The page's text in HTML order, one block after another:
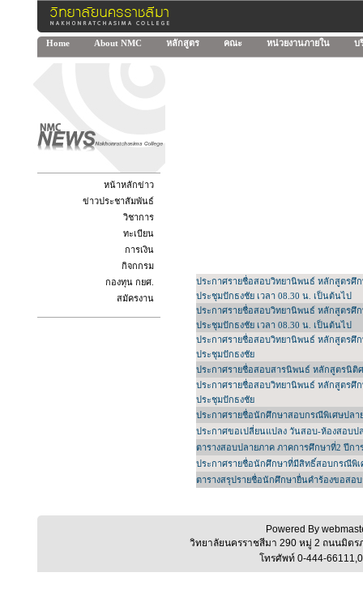
Home About NMC หลักสูตร คณะ หน่วยงานภายใน บ
หน้าหลักข่าว
ข่าวประชาสัมพันธ์
วิชาการ
ทะเบียน
การเงิน
กิจกกรม
กองทุน กยศ.
สมัครงาน
ประกาศรายชื่อสอบวิทยานิพนธ์ หลักสูตรศึ
ประชุมปักธงชัย เวลา 08.30 น. เป็นต้นไป
ประกาศรายชื่อสอบวิทยานิพนธ์ หลักสูตรศึ
ประชุมปักธงชัย เวลา 08.30 น. เป็นต้นไป
ประกาศรายชื่อสอบวิทยานิพนธ์ หลักสูตรศึ
ประชุมปักธงชัย
ประกาศรายชื่อสอบสารนิพนธ์ หลักสูตรนิติ
ประกาศรายชื่อสอบวิทยานิพนธ์ หลักสูตรศึ
ประชุมปักธงชัย
ประกาศรายชื่อนักศึกษาสอบกรณีพิเศษปลา
ประกาศขอเปลี่ยนแปลง วันสอบ-ห้องสอบป
ตารางสอบปลายภาค ภาคการศึกษาที่2 ปีก
ประกาศรายชื่อนักศึกษาที่มีสิทธิ์สอบกรณีพิเ
ตารางสรุปรายชื่อนักศึกษายื่นคำร้องขอสอ
Powered By
วิทยาลัยนครราชสีมา 290 หมู่ 2 ถนนมิตร
โทรศัพท์ 0-444-